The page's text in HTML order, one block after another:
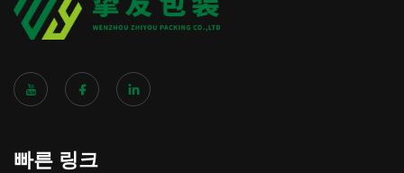
빠른 링크